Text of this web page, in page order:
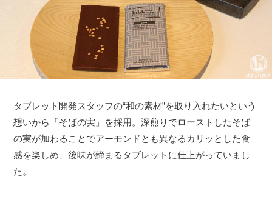
タブレット開発スタッフの“和の素材”を取り入れたいという
想いから「そばの実」を採用。深煎りでローストしたそば
の実が加わることでアーモンドとも異なるカリッとした食
感を楽しめ、後味が締まるタブレットに仕上がっていまし
た。